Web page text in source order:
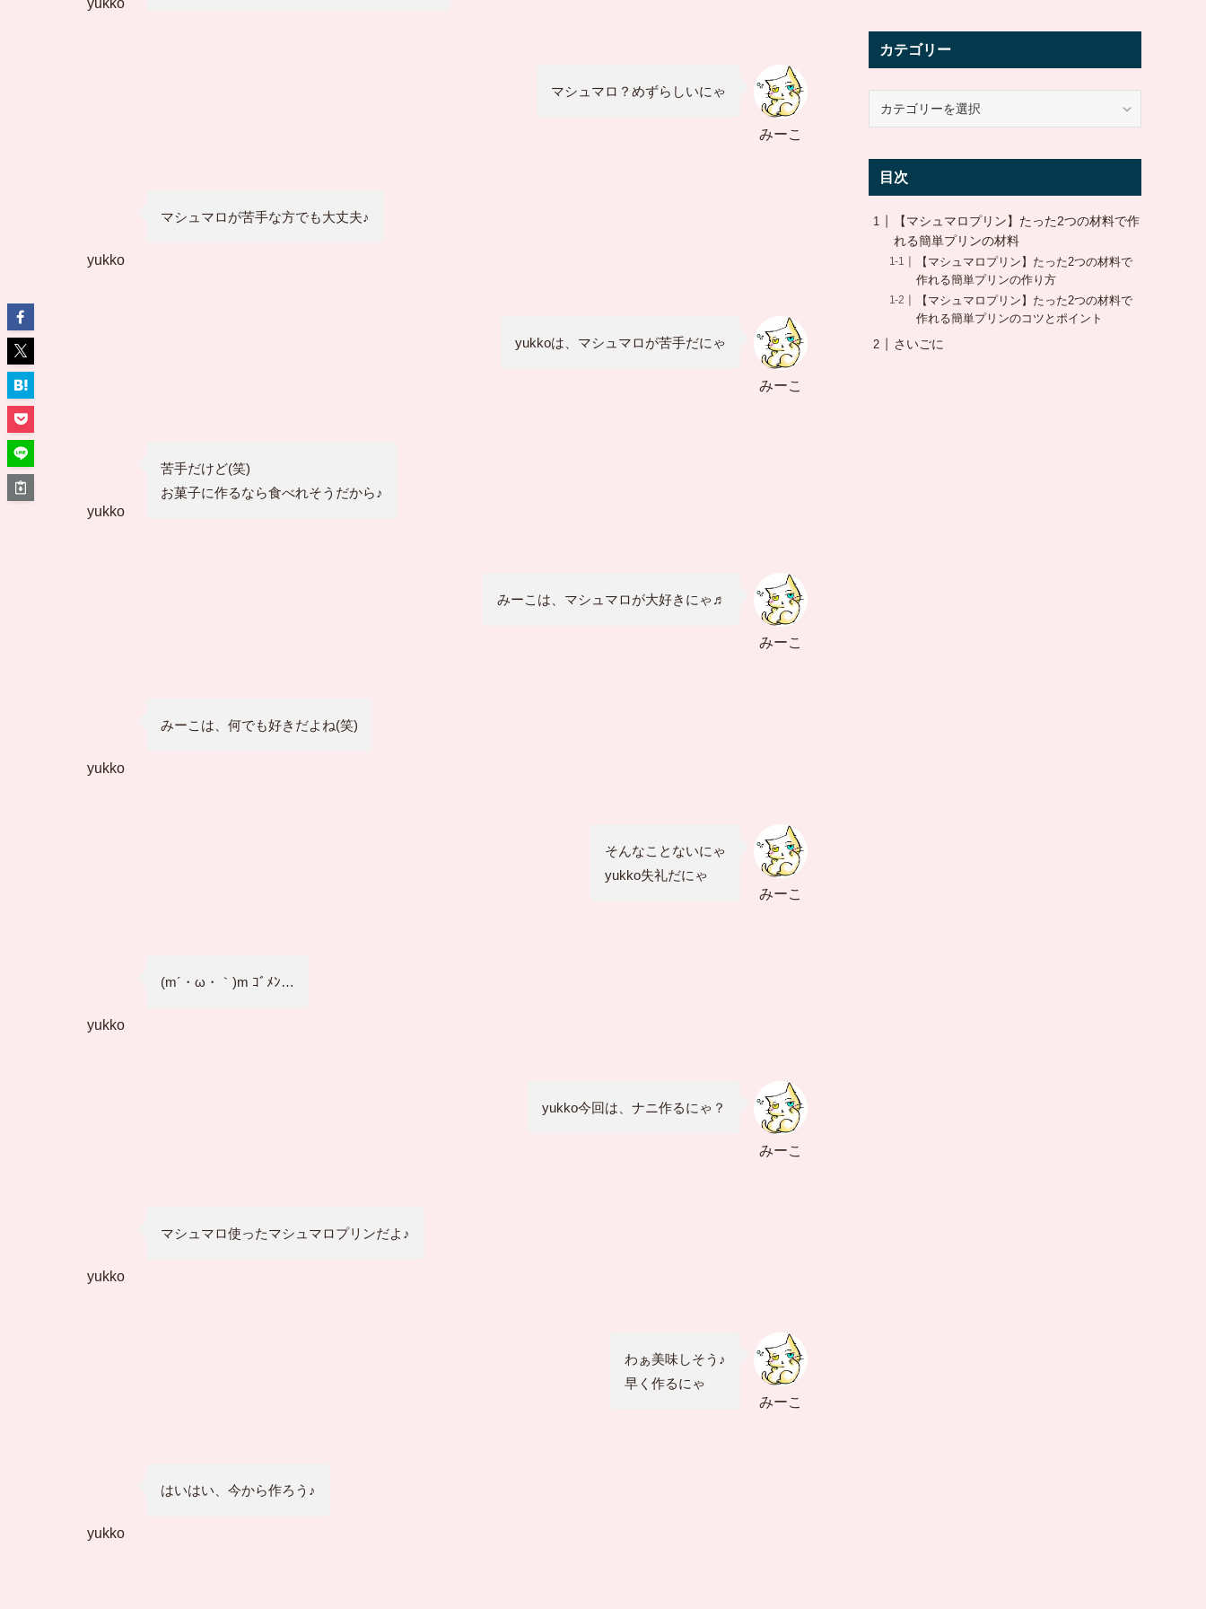
みーこ
マシュマロ？めずらしいにゃ
yukko
マシュマロが苦手な方でも大丈夫♪
みーこ
yukkoは、マシュマロが苦手だにゃ
yukko
苦手だけど(笑)
お菓子に作るなら食べれそうだから♪
みーこ
みーこは、マシュマロが大好きにゃ♬
yukko
みーこは、何でも好きだよね(笑)
みーこ
そんなことないにゃ
yukko失礼だにゃ
yukko
(m´・ω・｀)m ｺﾞﾒﾝ…
みーこ
yukko今回は、ナニ作るにゃ？
yukko
マシュマロ使ったマシュマロプリンだよ♪
みーこ
わぁ美味しそう♪
早く作るにゃ
yukko
はいはい、今から作ろう♪
カテゴリー
リ
目次
【マシュマロプリン】たった2つの材料で作
れる簡単プリンの材料
【マシュマロプリン】たった2つの材料で
作れる簡単プリンの作り方
【マシュマロプリン】たった2つの材料で
作れる簡単プリンのコツとポイント
さいごに